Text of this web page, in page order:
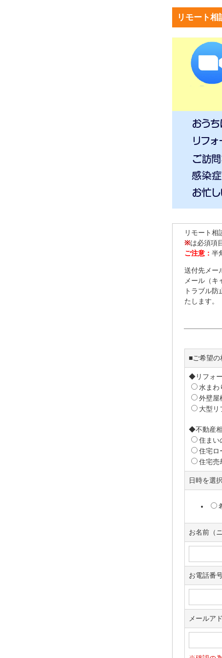
リモート相
リモート相
※は必須項
ご注意： 半
送付先メー
メール（キ
トラブル
たします。
■ご希望の
◆リフォ
水まわ
外壁屋
大型リ
◆不動産
住まい
住宅ロ
住宅売
日時を選
お名前（
お電話番
メールア